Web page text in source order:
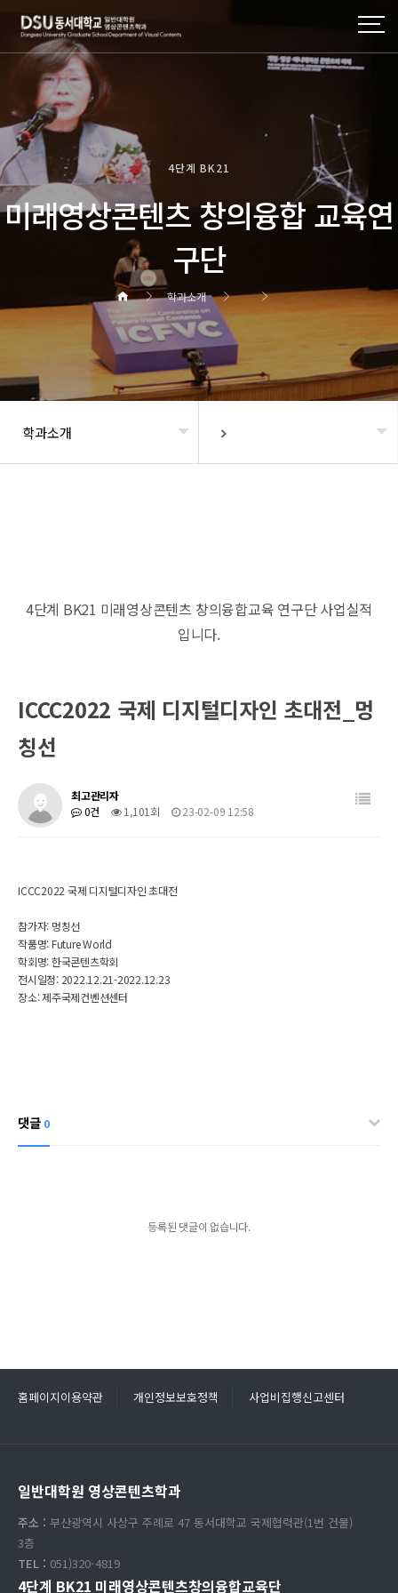
4단계 BK21
미래영상콘텐츠 창의융합 교육연
구단
학과소개
학과소개
4단계 BK21 미래영상콘텐츠 창의융합교육 연구단 사업실적
입니다.
ICCC2022 국제 디지털디자인 초대전_멍
칭선
최고관리자
0건
1,101회 23-02-09 12:58
ICCC2022 국제 디지털디자인 초대전
참가자: 멍칭선
작품명: Future World
학회명: 한국콘텐츠학회
전시일정: 2022.12.21-2022.12.23
장소: 제주국제컨벤션센터
댓글 0
등록된 댓글이 없습니다.
홈페이지이용약관 개인정보보호정책 사업비집행신고센터
일반대학원 영상콘텐츠학과
주소 : 부산광역시 사상구 주례로 47 동서대학교 국제협력관(1번 건물)
3층
TEL : 051)320-4819
4단계 BK21 미래영상콘텐츠창의융합교육단